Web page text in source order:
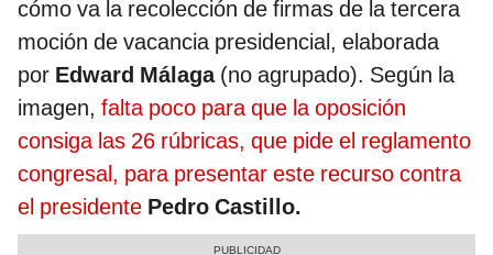
cómo va la recolección de firmas de la tercera
moción de vacancia presidencial, elaborada
por Edward Málaga(no agrupado). Según la
imagen, falta poco para que la oposición
consiga las 26 rúbricas, que pide el reglamento
congresal, para presentar este recurso contra
el presidente Pedro Castillo.